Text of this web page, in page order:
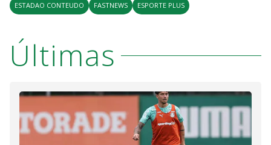
ESTADAO CONTEUDO
FASTNEWS ESPORTE PLUS
Últimas